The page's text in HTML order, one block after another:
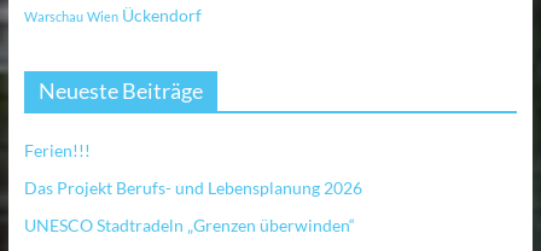
Warschau Wien Ückendorf
Neueste Beiträge
Ferien!!!
Das Projekt Berufs- und Lebensplanung 2026
UNESCO Stadtradeln „Grenzen überwinden“